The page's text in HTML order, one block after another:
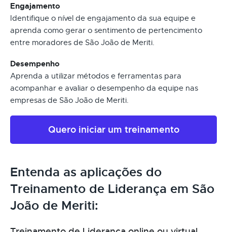
Engajamento
Identifique o nível de engajamento da sua equipe e
aprenda como gerar o sentimento de pertencimento
entre moradores de São João de Meriti.
Desempenho
Aprenda a utilizar métodos e ferramentas para
acompanhar e avaliar o desempenho da equipe nas
empresas de São João de Meriti.
Quero iniciar um treinamento
Entenda as aplicações do
Treinamento de Liderança em São
João de Meriti: